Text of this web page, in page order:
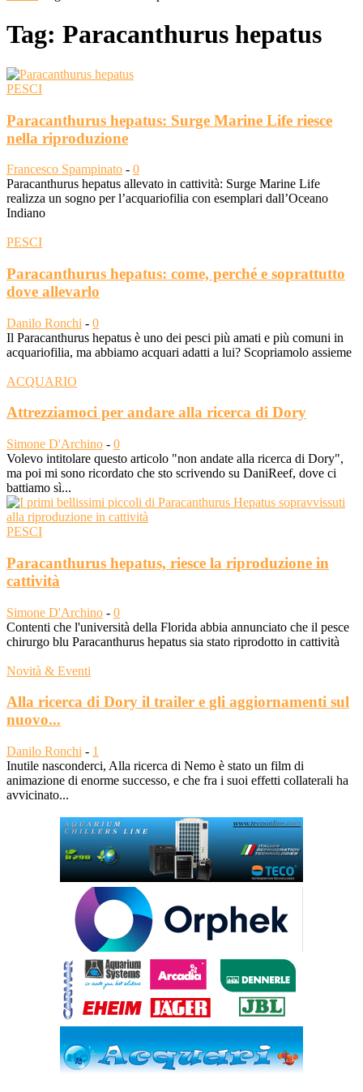
Tag: Paracanthurus hepatus
PESCI
Paracanthurus hepatus: Surge Marine Life riesce
nella riproduzione
Francesco Spampinato - 0
Paracanthurus hepatus allevato in cattività: Surge Marine Life
realizza un sogno per l’acquariofilia con esemplari dall’Oceano
Indiano
PESCI
Paracanthurus hepatus: come, perché e soprattutto
dove allevarlo
Danilo Ronchi - 0
Il Paracanthurus hepatus è uno dei pesci più amati e più comuni in
acquariofilia, ma abbiamo acquari adatti a lui? Scopriamolo assieme
ACQUARIO
Attrezziamoci per andare alla ricerca di Dory
Simone D'Archino - 0
Volevo intitolare questo articolo "non andate alla ricerca di Dory",
ma poi mi sono ricordato che sto scrivendo su DaniReef, dove ci
battiamo sì...
PESCI
Paracanthurus hepatus, riesce la riproduzione in
cattività
Simone D'Archino - 0
Contenti che l'università della Florida abbia annunciato che il pesce
chirurgo blu Paracanthurus hepatus sia stato riprodotto in cattività
Novità & Eventi
Alla ricerca di Dory il trailer e gli aggiornamenti sul
nuovo...
Danilo Ronchi - 1
Inutile nasconderci, Alla ricerca di Nemo è stato un film di
animazione di enorme successo, e che fra i suoi effetti collaterali ha
avvicinato...